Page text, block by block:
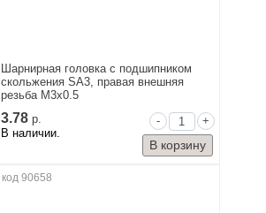
Шарнирная головка с подшипником
скольжения SA3, правая внешняя
резьба M3x0.5
3.78р.
В наличии.
- +
код 90658